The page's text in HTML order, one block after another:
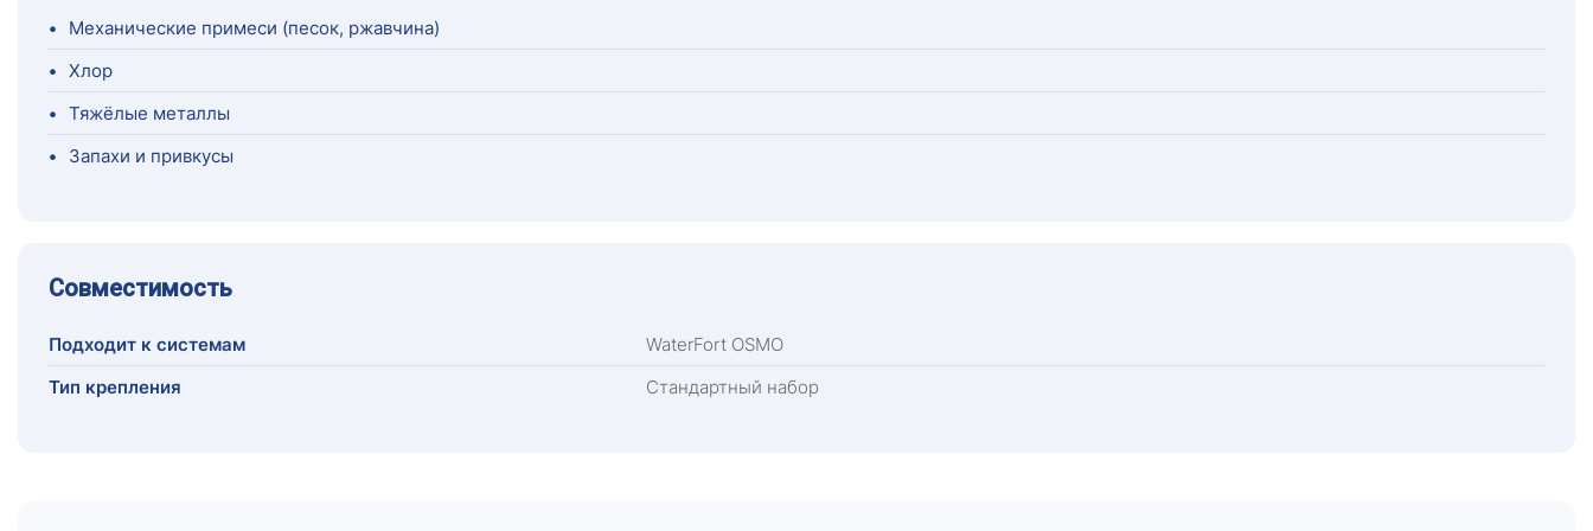
•
Механические примеси (песок, ржавчина)
• Хлор
• Тяжёлые металлы
•
Запахи и привкусы
Совместимость
Подходит к системам
WaterFort OSMO
Тип крепления
Стандартный набор